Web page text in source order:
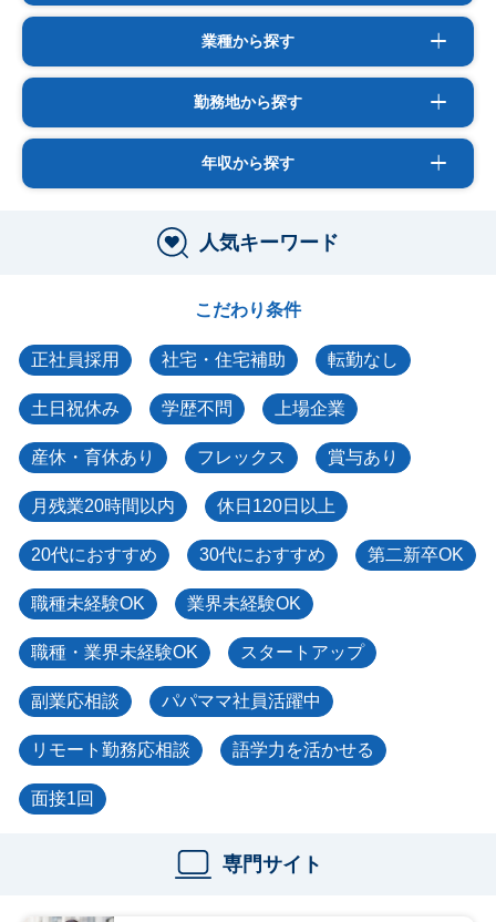
業種から探す
勤務地から探す
年収から探す
人気キーワード
こだわり条件
正社員採用 社宅・住宅補助 転勤なし
土日祝休み 学歴不問 上場企業
産休・育休あり フレックス 賞与あり
月残業20時間以内 休日120日以上
20代におすすめ 30代におすすめ 第二新卒OK
職種未経験OK 業界未経験OK
職種・業界未経験OK スタートアップ
副業応相談 パパママ社員活躍中
リモート勤務応相談 語学力を活かせる
面接1回
専門サイト